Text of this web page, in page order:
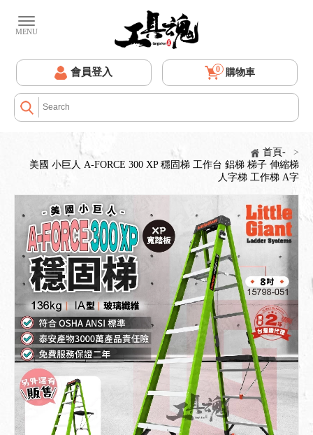
會員登入 0 購物車
首頁-
>
美國 小巨人 A-FORCE 300 XP 穩固梯 工作台 鋁梯 梯子 伸縮梯
人字梯 工作梯 A字